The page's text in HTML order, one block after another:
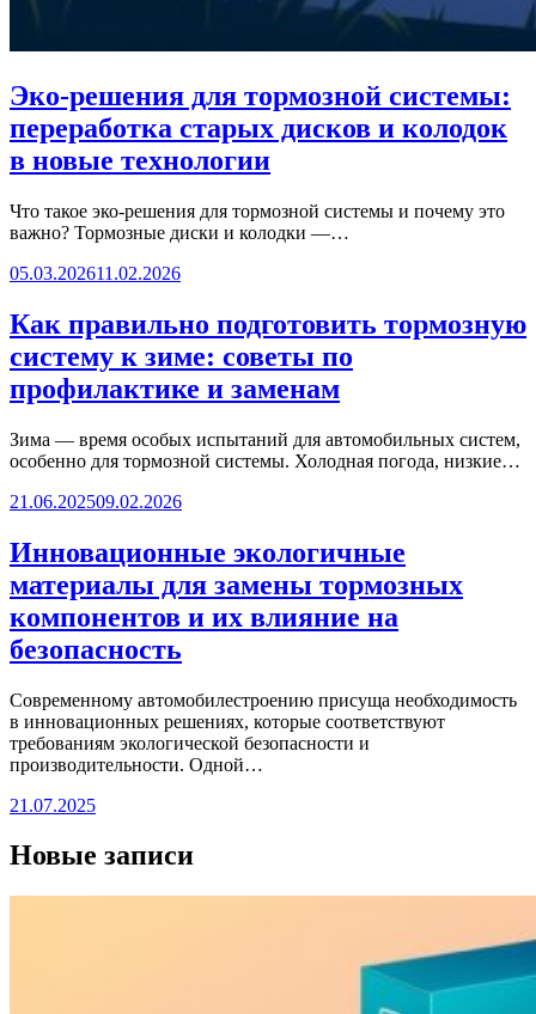
Эко-решения для тормозной системы:
переработка старых дисков и колодок
в новые технологии
Что такое эко-решения для тормозной системы и почему это
важно? Тормозные диски и колодки —…
05.03.202611.02.2026
Как правильно подготовить тормозную
систему к зиме: советы по
профилактике и заменам
Зима — время особых испытаний для автомобильных систем,
особенно для тормозной системы. Холодная погода, низкие…
21.06.202509.02.2026
Инновационные экологичные
материалы для замены тормозных
компонентов и их влияние на
безопасность
Современному автомобилестроению присуща необходимость
в инновационных решениях, которые соответствуют
требованиям экологической безопасности и
производительности. Одной…
21.07.2025
Новые записи